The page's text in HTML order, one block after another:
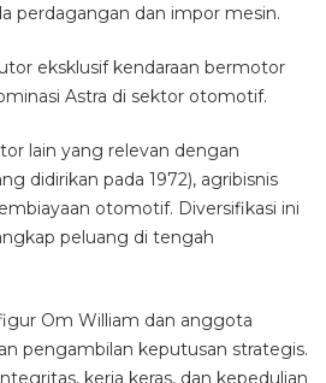
perdagangan dan impor mesin.
eksklusif kendaraan bermotor
Astra di sektor otomotif.
lain yang relevan dengan
didirikan pada 1972), agribisnis
otomotif. Diversifikasi ini
peluang di tengah
Om William dan anggota
pengambilan keputusan strategis.
kerja keras, dan kepedulian